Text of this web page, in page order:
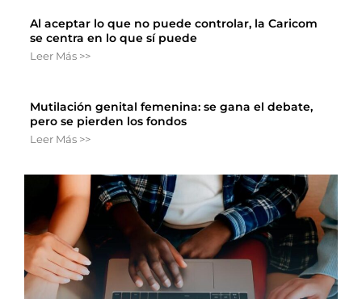
Al aceptar lo que no puede controlar, la Caricom
se centra en lo que sí puede
Leer Más >>
Mutilación genital femenina: se gana el debate,
pero se pierden los fondos
Leer Más >>